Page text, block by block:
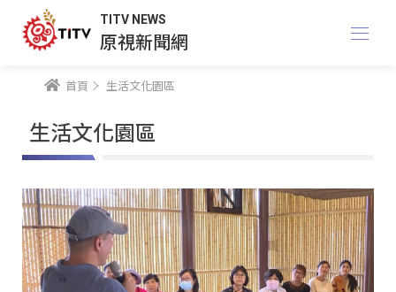
TITV NEWS
原視新聞網
首頁 生活文化園區
生活文化園區